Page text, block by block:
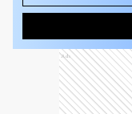
Ads